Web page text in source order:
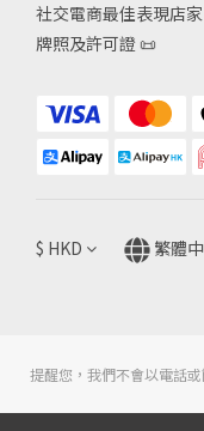
社交電商最佳表現店
牌照及許可證 📜
$ HKD 繁體
提醒您，我們不會以電話